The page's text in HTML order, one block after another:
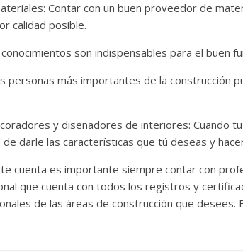
Contar con un buen proveedor de
calidad posible.
son indispensables para el buen
personas más importantes de la construcción
y diseñadores de interiores: Cuando
de darle las características que tú deseas y
cuenta es importante siempre contar con
que cuenta con todos los registros y
de las áreas de construcción que desees.